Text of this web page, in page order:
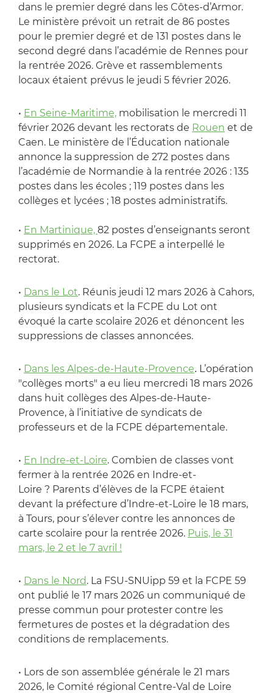
dans le premier degré dans les Côtes-d’Armor.
Le ministère prévoit un retrait de 86 postes
pour le premier degré et de 131 postes dans le
second degré dans l’académie de Rennes pour
la rentrée 2026. Grève et rassemblements
locaux étaient prévus le jeudi 5 février 2026.
• En Seine-Maritime, mobilisation le mercredi 11
février 2026 devant les rectorats de Rouen et de
Caen. Le ministère de l’Éducation nationale
annonce la suppression de 272 postes dans
l’académie de Normandie à la rentrée 2026 : 135
postes dans les écoles ; 119 postes dans les
collèges et lycées ; 18 postes administratifs.
• En Martinique, 82 postes d’enseignants seront
supprimés en 2026. La FCPE a interpellé le
rectorat.
• Dans le Lot. Réunis jeudi 12 mars 2026 à Cahors,
plusieurs syndicats et la FCPE du Lot ont
évoqué la carte scolaire 2026 et dénoncent les
suppressions de classes annoncées.
• Dans les Alpes-de-Haute-Provence. L’opération
"collèges morts" a eu lieu mercredi 18 mars 2026
dans huit collèges des Alpes-de-Haute-
Provence, à l’initiative de syndicats de
professeurs et de la FCPE départementale.
• En Indre-et-Loire. Combien de classes vont
fermer à la rentrée 2026 en Indre-et-
Loire ? Parents d’élèves de la FCPE étaient
devant la préfecture d’Indre-et-Loire le 18 mars,
à Tours, pour s’élever contre les annonces de
carte scolaire pour la rentrée 2026. Puis, le 31
mars, le 2 et le 7 avril !
• Dans le Nord . La FSU-SNUipp 59 et la FCPE 59
ont publié le 17 mars 2026 un communiqué de
presse commun pour protester contre les
fermetures de postes et la dégradation des
conditions de remplacements.
• Lors de son assemblée générale le 21 mars
2026, le Comité régional Centre-Val de Loire